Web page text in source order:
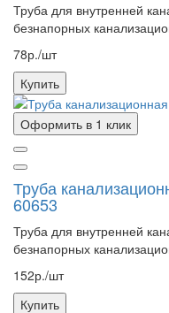
Труба для внутренней
безнапорных
78р./шт
Купить
Оформить в 1 клик
Труба
60653
Труба для внутренней
безнапорных
152р./шт
Купить